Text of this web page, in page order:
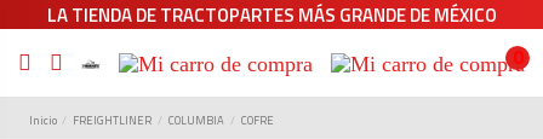
LA TIENDA DE TRACTOPARTES MÁS GRANDE DE MÉXICO
0
Inicio FREIGHTLINER COLUMBIA COFRE